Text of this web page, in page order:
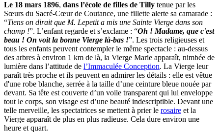
Le 18 mars 1896, dans l’école de filles de Tilly tenue par les
Sœurs du Sacré-Cœur de Coutance, une fillette alerte sa camarade :
“Tiens on dirait que M. Lepetit a mis une Sainte Vierge dans son
champ !”. L’enfant regarde et s’exclame : “Oh ! Madame, que c'est
beau ! On voit la bonne Vierge là-bas !”. Les trois religieuses et
tous les enfants peuvent contempler le même spectacle : au-dessus
des arbres à environ 1 km de là, la Vierge Marie apparaît, nimbée de
lumière dans l’attitude de l’Immaculée Conception. La Vierge leur
paraît très proche et ils peuvent en admirer les détails : elle est vêtue
d'une robe blanche, serrée à la taille d’une ceinture bleue nouée par
devant. Sa tête est couverte d’un voile transparent qui lui enveloppe
tout le corps, son visage est d’une beauté indescriptible. Devant une
telle merveille, les spectatrices se mettent à prier le rosaire et la
Vierge apparaît de plus en plus radieuse. Cela dure environ une
heure et quart.